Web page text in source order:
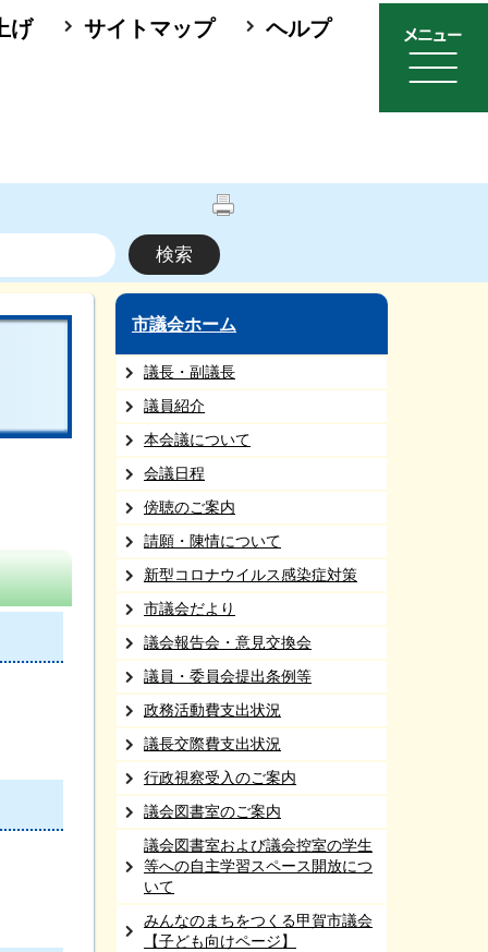
げ サイトマップ ヘルプ
市議会ホーム
議長・副議長
議員紹介
本会議について
会議日程
傍聴のご案内
請願・陳情について
新型コロナウイルス感染症対策
市議会だより
議会報告会・意見交換会
議員・委員会提出条例等
政務活動費支出状況
議長交際費支出状況
行政視察受入のご案内
議会図書室のご案内
議会図書室および議会控室の学生
等への自主学習スペース開放につ
いて
みんなのまちをつくる甲賀市議会
【子ども向けページ】